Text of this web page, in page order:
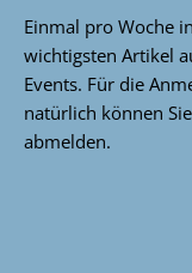
Einmal pro Woche
wichtigsten Artikel
Events. Für die
natürlich können
abmelden.